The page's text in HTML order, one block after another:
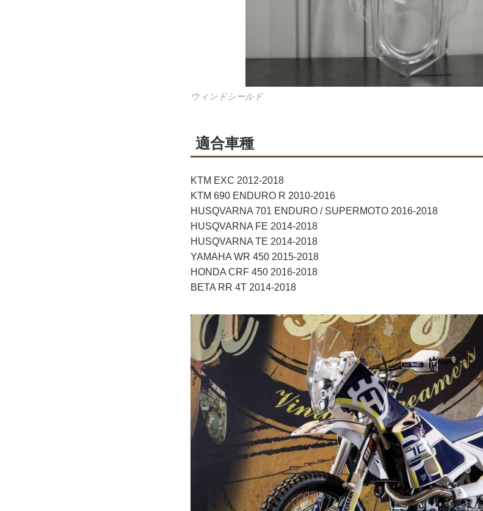
ウィンドシールド
適合車種
KTM EXC 2012-2018
KTM 690 ENDURO R 2010-2016
HUSQVARNA 701 ENDURO / SUPERMOTO 2016-2018
HUSQVARNA FE 2014-2018
HUSQVARNA TE 2014-2018
YAMAHA WR 450 2015-2018
HONDA CRF 450 2016-2018
BETA RR 4T 2014-2018